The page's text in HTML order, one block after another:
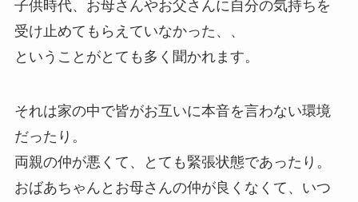
子供時代、お母さんやお父さんに自分の気持ちを
受け止めてもらえていなかった、、
ということがとても多く聞かれます。
それは家の中で皆がお互いに本音を言わない環境
だったり。
両親の仲が悪くて、とても緊張状態であったり。
おばあちゃんとお母さんの仲が良くなくて、いつ